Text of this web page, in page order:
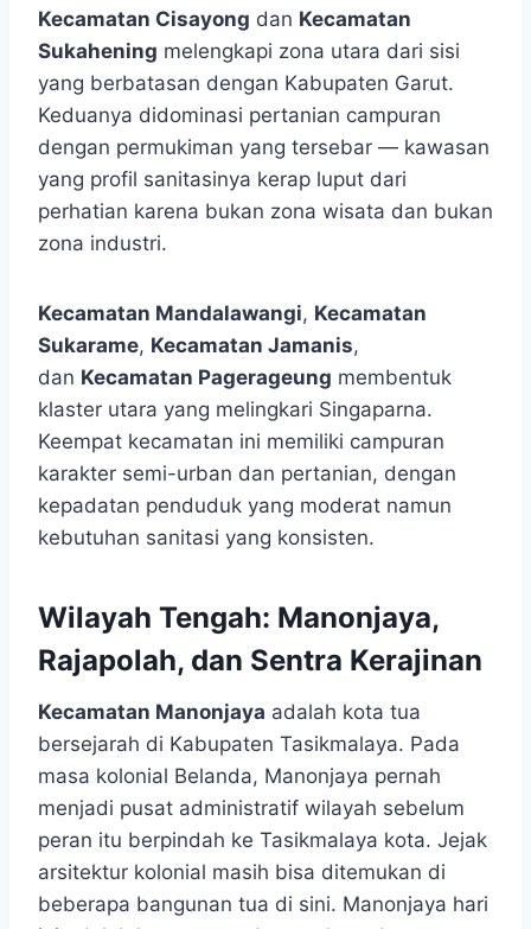
Kecamatan Cisayong dan Kecamatan
Sukahening melengkapi zona utara dari sisi
yang berbatasan dengan Kabupaten Garut.
Keduanya didominasi pertanian campuran
dengan permukiman yang tersebar — kawasan
yang profil sanitasinya kerap luput dari
perhatian karena bukan zona wisata dan bukan
zona industri.
Kecamatan Mandalawangi, Kecamatan
Sukarame, Kecamatan Jamanis,
dan Kecamatan Pagerageung membentuk
klaster utara yang melingkari Singaparna.
Keempat kecamatan ini memiliki campuran
karakter semi-urban dan pertanian, dengan
kepadatan penduduk yang moderat namun
kebutuhan sanitasi yang konsisten.
Wilayah Tengah: Manonjaya,
Rajapolah, dan Sentra Kerajinan
Kecamatan Manonjaya adalah kota tua
bersejarah di Kabupaten Tasikmalaya. Pada
masa kolonial Belanda, Manonjaya pernah
menjadi pusat administratif wilayah sebelum
peran itu berpindah ke Tasikmalaya kota. Jejak
arsitektur kolonial masih bisa ditemukan di
beberapa bangunan tua di sini. Manonjaya hari